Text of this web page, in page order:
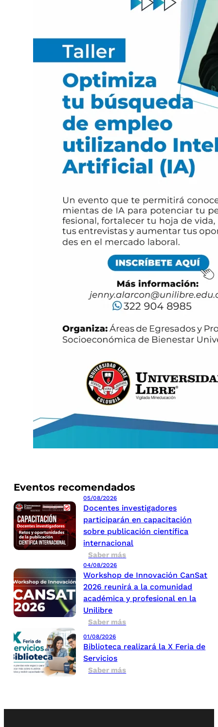
Eventos recomendados
05/08/2026
Docentes investigadores
participarán en capacitación
sobre publicación científica
internacional
Saber más
04/08/2026
Workshop de Innovación CanSat
2026 reunirá a la comunidad
académica y profesional en la
Unilibre
Saber más
01/08/2026
Biblioteca realizará la X Feria de
Servicios
Saber más